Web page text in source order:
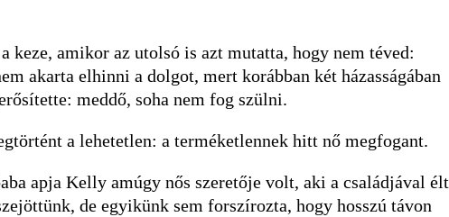
keze, amikor az utolsó is azt mutatta, hogy nem téved:
akarta elhinni a dolgot, mert korábban két házasságában
meddő, soha nem fog szülni.
a lehetetlen: a terméketlennek hitt nő megfogant.
apja Kelly amúgy nős szeretője volt, aki a családjával
de egyikünk sem forszírozta, hogy hosszú távon